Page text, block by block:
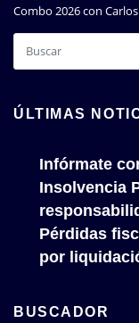
Combo 2026 con
ÚLTIMAS
Infórmate
Insolvencia
Pérdidas
por
BUSCADOR